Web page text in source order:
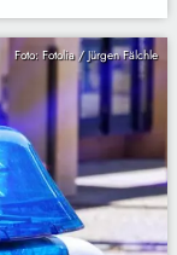
Foto: Fotolia / Jürgen Fälchle